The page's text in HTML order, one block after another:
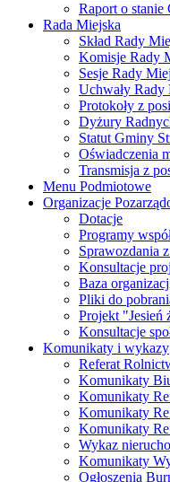
Raport o stanie
Rada Miejska
Skład Rady
Komisje Rady
Sesje Rady
Uchwały Rady
Protokoły z
Dyżury
Statut Gminy
Oświadczenia
Transmisja z
Menu Podmiotowe
Organizacje
Dotacje
Programy
Sprawozdania
Konsultacje
Baza
Pliki do
Projekt "Jesień
Konsultacje
Komunikaty i wykazy
Referat
Komunikaty
Komunikaty
Komunikaty
Komunikaty
Wykaz
Komunikaty
Ogłoszenia